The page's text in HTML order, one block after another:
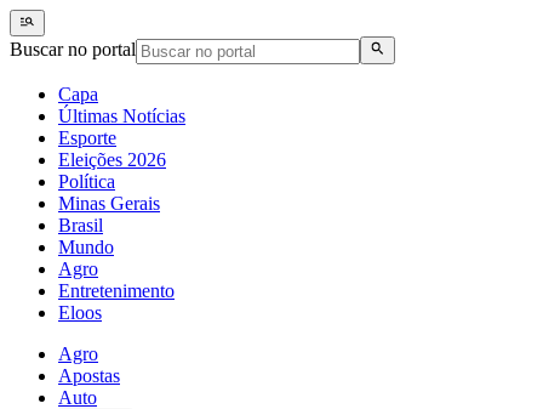
Buscar no portal
Capa
Últimas Notícias
Esporte
Eleições 2026
Política
Minas Gerais
Brasil
Mundo
Agro
Entretenimento
Eloos
Agro
Apostas
Auto